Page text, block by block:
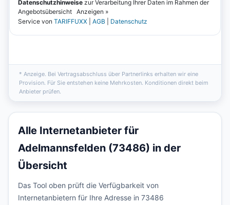
* Anzeige. Bei Vertragsabschluss über Partnerlinks erhalten wir eine
Provision. Für Sie entstehen keine Mehrkosten. Konditionen direkt beim
Anbieter prüfen.
Alle Internetanbieter für
Adelmannsfelden (73486) in der
Übersicht
Das Tool oben prüft die Verfügbarkeit von
Internetanbietern für Ihre Adresse in 73486